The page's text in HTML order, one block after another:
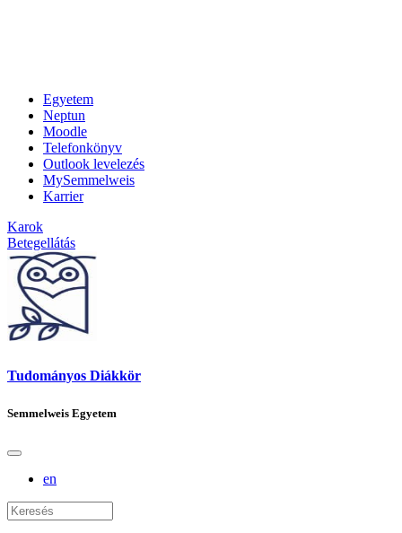
Egyetem
Neptun
Moodle
Telefonkönyv
Outlook levelezés
MySemmelweis
Karrier
Karok
Betegellátás
Tudományos Diákkör
Semmelweis Egyetem
en